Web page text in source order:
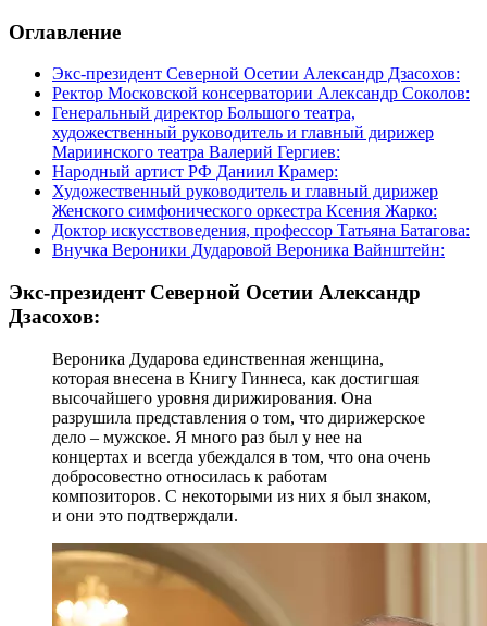
Оглавление
Экс-президент Северной Осетии Александр Дзасохов:
Ректор Московской консерватории Александр Соколов:
Генеральный директор Большого театра,
художественный руководитель и главный дирижер
Мариинского театра Валерий Гергиев:
Народный артист РФ Даниил Крамер:
Художественный руководитель и главный дирижер
Женского симфонического оркестра Ксения Жарко:
Доктор искусствоведения, профессор Татьяна Батагова:
Внучка Вероники Дударовой Вероника Вайнштейн:
Экс-президент Северной Осетии Александр
Дзасохов:
Вероника Дударова единственная женщина,
которая внесена в Книгу Гиннеса, как достигшая
высочайшего уровня дирижирования. Она
разрушила представления о том, что дирижерское
дело – мужское. Я много раз был у нее на
концертах и всегда убеждался в том, что она очень
добросовестно относилась к работам
композиторов. С некоторыми из них я был знаком,
и они это подтверждали.